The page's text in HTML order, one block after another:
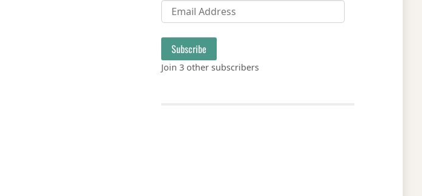
Email Address
Subscribe
Join 3 other subscribers